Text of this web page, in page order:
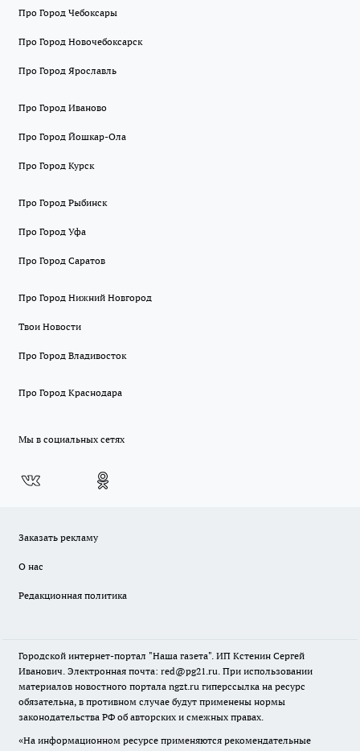
Про Город Чебоксары
Про Город Новочебоксарск
Про Город Ярославль
Про Город Иваново
Про Город Йошкар-Ола
Про Город Курск
Про Город Рыбинск
Про Город Уфа
Про Город Саратов
Про Город Нижний Новгород
Твои Новости
Про Город Владивосток
Про Город Краснодара
Мы в социальных сетях
Заказать рекламу
О нас
Редакционная политика
Городской интернет-портал "Наша газета". ИП Кстенин Сергей
Иванович. Электронная почта: red@pg21.ru. При использовании
материалов новостного портала ngzt.ru гиперссылка на ресурс
обязательна, в противном случае будут применены нормы
законодательства РФ об авторских и смежных правах.
«На информационном ресурсе применяются рекомендательные